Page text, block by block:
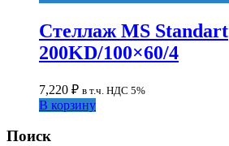
Стеллаж MS Standart
200KD/100×60/4
7,220 ₽ в т.ч. НДС 5%
В корзину
Поиск